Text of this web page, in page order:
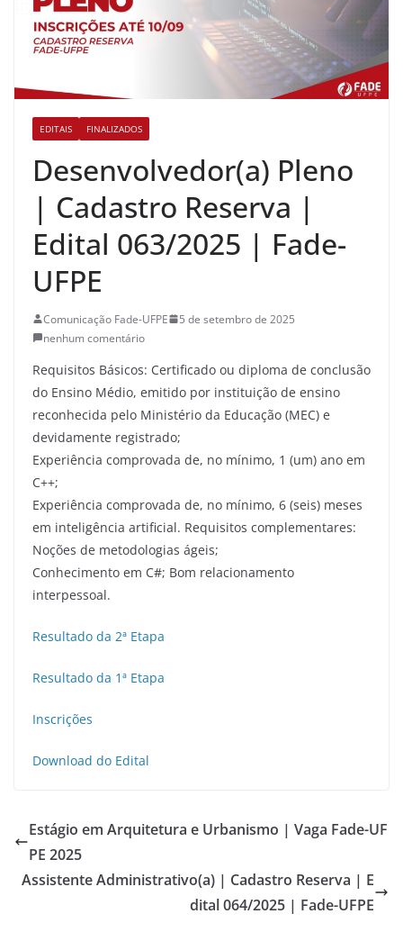
EDITAIS FINALIZADOS
Desenvolvedor(a) Pleno
| Cadastro Reserva |
Edital 063/2025 | Fade-
UFPE
Comunicação Fade-UFPE
5 de setembro de 2025
nenhum comentário
Requisitos Básicos: Certificado ou diploma de conclusão
do Ensino Médio, emitido por instituição de ensino
reconhecida pelo Ministério da Educação (MEC) e
devidamente registrado;
Experiência comprovada de, no mínimo, 1 (um) ano em
C++;
Experiência comprovada de, no mínimo, 6 (seis) meses
em inteligência artificial. Requisitos complementares:
Noções de metodologias ágeis;
Conhecimento em C#; Bom relacionamento
interpessoal.
Resultado da 2ª Etapa
Resultado da 1ª Etapa
Inscrições
Download do Edital
Estágio em Arquitetura e Urbanismo | Vaga Fade-UF
PE 2025
Assistente Administrativo(a) | Cadastro Reserva | E
dital 064/2025 | Fade-UFPE